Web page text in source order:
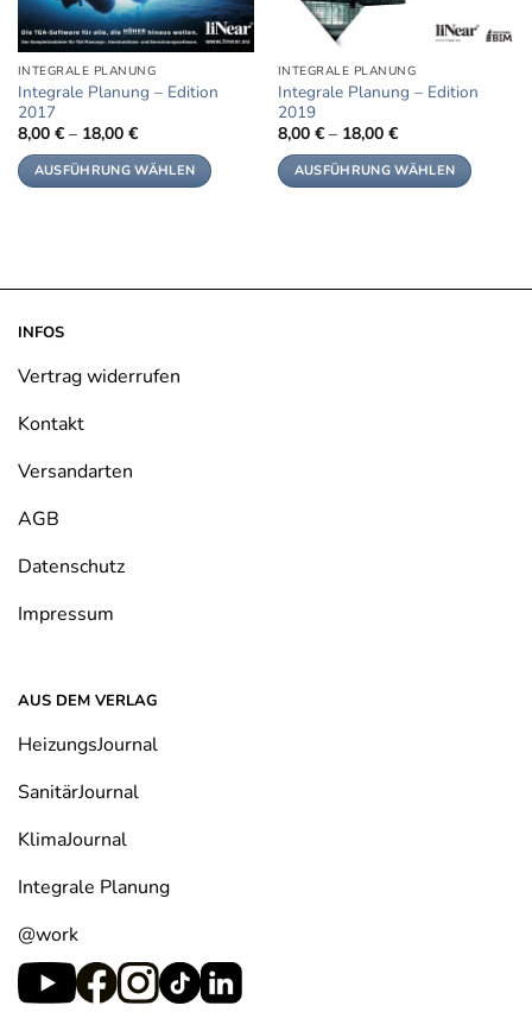
INTEGRALE PLANUNG
Integrale Planung – Edition
2017
8,00 €– 18,00 €
AUSFÜHRUNG WÄHLEN
auf.
Optionen
auf
Produktseite
werden
INTEGRALE PLANUNG
Integrale Planung – Edition
2019
8,00 €– 18,00 €
AUSFÜHRUNG WÄHLEN
INFOS
Vertrag widerrufen
Kontakt
Versandarten
AGB
Datenschutz
Impressum
AUS DEM VERLAG
HeizungsJournal
SanitärJournal
KlimaJournal
Integrale Planung
@work